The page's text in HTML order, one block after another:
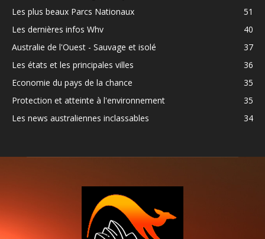
Les plus beaux Parcs Nationaux
51
Les dernières infos Whv
40
Australie de l'Ouest - Sauvage et isolé
37
Les états et les principales villes
36
Economie du pays de la chance
35
Protection et atteinte à l'environnement
35
Les news australiennes inclassables
34